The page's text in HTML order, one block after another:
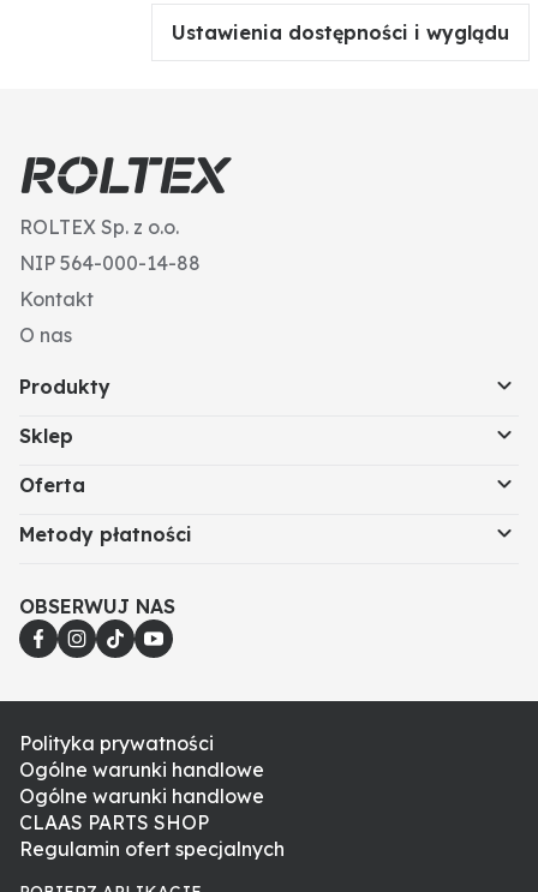
Ustawienia dostępności i wyglądu
ROLTEX Sp. z o.o.
NIP 564-000-14-88
Kontakt
O nas
Produkty
Sklep
Oferta
Metody płatności
OBSERWUJ NAS
Polityka prywatności
Ogólne warunki handlowe
Ogólne warunki handlowe
CLAAS PARTS SHOP
Regulamin ofert specjalnych